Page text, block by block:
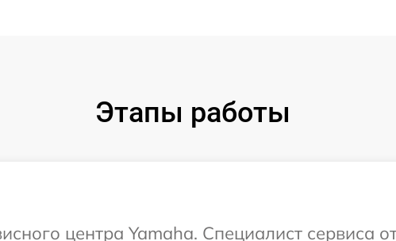
Этапы работы
центра Yamaha. Специалист сервиса